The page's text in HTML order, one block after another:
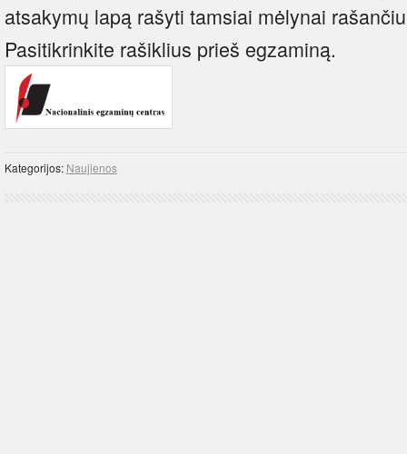
atsakymų lapą rašyti tamsiai mėlynai
Pasitikrinkite rašiklius prieš egzaminą.
Kategorijos: Naujienos